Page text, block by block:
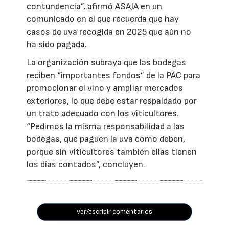
contundencia”, afirmó ASAJA en un
comunicado en el que recuerda que hay
casos de uva recogida en 2025 que aún no
ha sido pagada.
La organización subraya que las bodegas
reciben “importantes fondos” de la PAC para
promocionar el vino y ampliar mercados
exteriores, lo que debe estar respaldado por
un trato adecuado con los viticultores.
“Pedimos la misma responsabilidad a las
bodegas, que paguen la uva como deben,
porque sin viticultores también ellas tienen
los días contados”, concluyen.
ver/escribir comentarios